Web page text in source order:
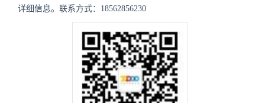
详细信息。联系方式：18562856230